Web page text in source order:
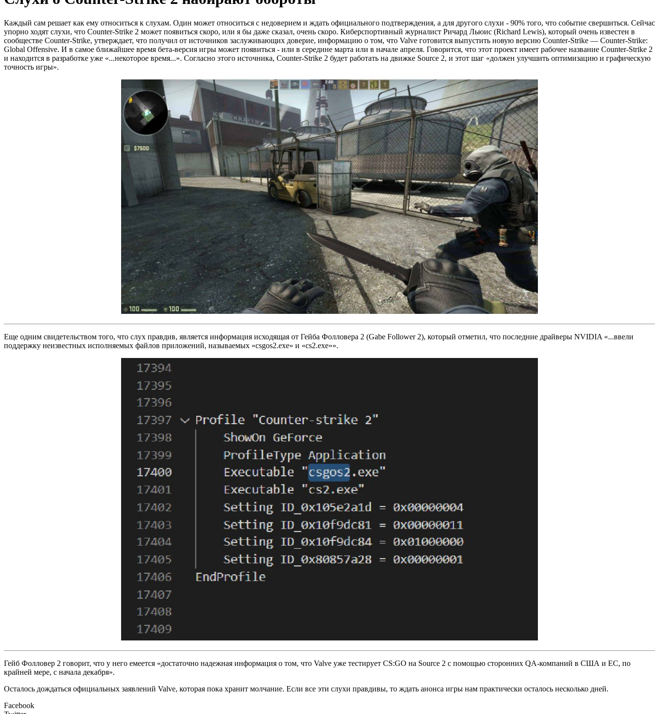
Каждый сам решает как ему относиться к слухам. Один может относиться с недоверием и ждать официального подтверждения, а для другого слухи - 90% того, что событие свершиться. Сейчас
упорно ходят слухи, что Counter-Strike 2 может появиться скоро, или я бы даже сказал, очень скоро. Киберспортивный журналист Ричард Льюис (Richard Lewis), который очень известен в
сообществе Counter-Strike, утверждает, что получил от источников заслуживающих доверие, информацию о том, что Valve готовится выпустить новую версию Counter-Strike — Counter-Strike:
Global Offensive. И в самое ближайшее время бета-версия игры может появиться - или в середине марта или в начале апреля. Говорится, что этот проект имеет рабочее название Counter-Strike 2
и находится в разработке уже «...некоторое время...». Согласно этого источника, Counter-Strike 2 будет работать на движке Source 2, и этот шаг «должен улучшить оптимизацию и графическую
точность игры».
Еще одним свидетельством того, что слух правдив, является информация исходящая от Гейба Фолловера 2 (Gabe Follower 2), который отметил, что последние драйверы NVIDIA «...ввели
поддержку неизвестных исполняемых файлов приложений, называемых «csgos2.exe» и «cs2.exe»».
Гейб Фолловер 2 говорит, что у него емеется «достаточно надежная информация о том, что Valve уже тестирует CS:GO на Source 2 с помощью сторонних QA-компаний в США и ЕС, по
крайней мере, с начала декабря».
Осталось дождаться официальных заявлений Valve, которая пока хранит молчание. Если все эти слухи правдивы, то ждать анонса игры нам практически осталось несколько дней.
Facebook